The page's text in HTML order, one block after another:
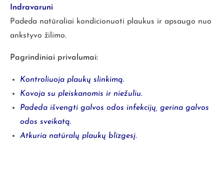
Indravaruni
Padeda natūraliai kondicionuoti plaukus ir apsaugo nuo
ankstyvo žilimo.
Pagrindiniai privalumai:
Kontroliuoja plaukų slinkimą.
Kovoja su pleiskanomis ir niežuliu.
Padeda išvengti galvos odos infekcijų, gerina galvos
odos sveikatą.
Atkuria natūralų plaukų blizgesį.